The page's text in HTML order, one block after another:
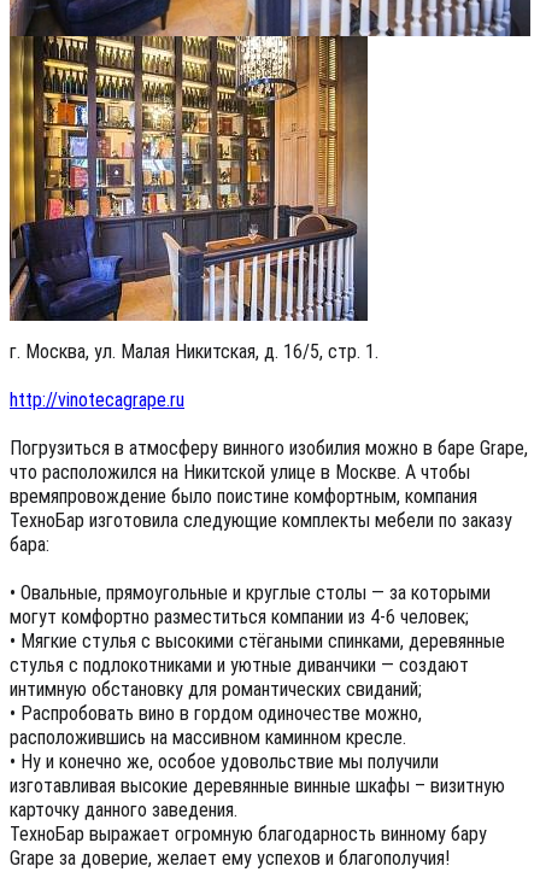
г. Москва, ул. Малая Никитская, д. 16/5, стр. 1.
http://vinotecagrape.ru
Погрузиться в атмосферу винного изобилия можно в баре Grape,
что расположился на Никитской улице в Москве. А чтобы
времяпровождение было поистине комфортным, компания
ТехноБар изготовила следующие комплекты мебели по заказу
бара:
• Овальные, прямоугольные и круглые столы — за которыми
могут комфортно разместиться компании из 4-6 человек;
• Мягкие стулья с высокими стёгаными спинками, деревянные
стулья с подлокотниками и уютные диванчики — создают
интимную обстановку для романтических свиданий;
• Распробовать вино в гордом одиночестве можно,
расположившись на массивном каминном кресле.
• Ну и конечно же, особое удовольствие мы получили
изготавливая высокие деревянные винные шкафы – визитную
карточку данного заведения.
ТехноБар выражает огромную благодарность винному бару
Grape за доверие, желает ему успехов и благополучия!